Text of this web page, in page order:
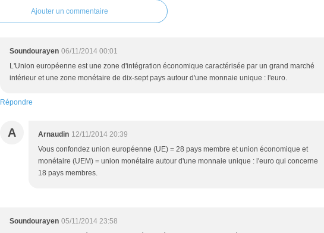
Ajouter un commentaire
Soundourayen 06/11/2014 00:01
L'Union européenne est une zone d'intégration économique caractérisée par un grand marché
intérieur et une zone monétaire de dix-sept pays autour d'une monnaie unique : l'euro.
Répondre
A Arnaudin 12/11/2014 20:39
Vous confondez union européenne (UE) = 28 pays membre et union économique et
monétaire (UEM) = union monétaire autour d'une monnaie unique : l'euro qui concerne
18 pays membres.
Soundourayen 05/11/2014 23:58